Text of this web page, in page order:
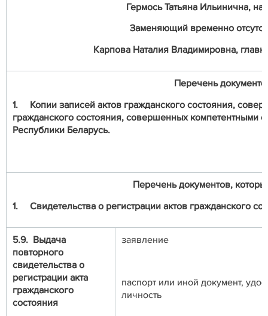
Гермось Татьяна Ильинична,
Заменяющий временно
Карпова Наталия Владимировна,
Перечень
1. Копии записей актов гражданского состояния,
гражданского состояния, совершенных компетентными
Республики Беларусь.
Перечень документов,
1. Свидетельства о регистрации актов гражданского
5.9. Выдача
повторного
свидетельства о
регистрации акта
гражданского
состояния
заявление
паспорт или иной документ,
личность